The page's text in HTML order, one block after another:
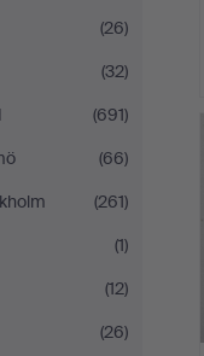
(26)
(32)
(691)
(66)
(261)
(1)
(12)
(26)